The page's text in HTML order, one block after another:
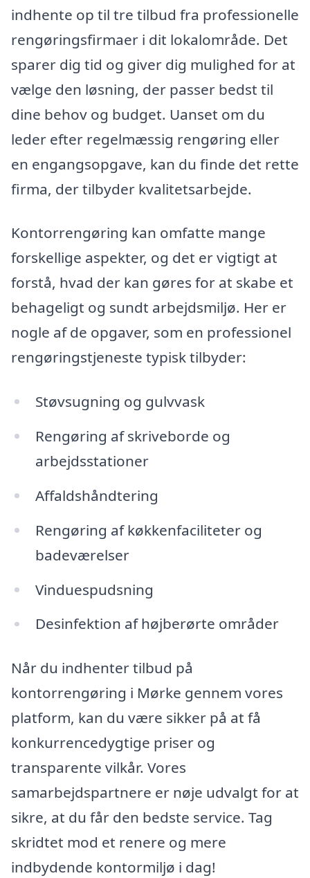
indhente op til tre tilbud fra professionelle
rengøringsfirmaer i dit lokalområde. Det
sparer dig tid og giver dig mulighed for at
vælge den løsning, der passer bedst til
dine behov og budget. Uanset om du
leder efter regelmæssig rengøring eller
en engangsopgave, kan du finde det rette
firma, der tilbyder kvalitetsarbejde.
Kontorrengøring kan omfatte mange
forskellige aspekter, og det er vigtigt at
forstå, hvad der kan gøres for at skabe et
behageligt og sundt arbejdsmiljø. Her er
nogle af de opgaver, som en professionel
rengøringstjeneste typisk tilbyder:
Støvsugning og gulvvask
Rengøring af skriveborde og
arbejdsstationer
Affaldshåndtering
Rengøring af køkkenfaciliteter og
badeværelser
Vinduespudsning
Desinfektion af højberørte områder
Når du indhenter tilbud på
kontorrengøring i Mørke gennem vores
platform, kan du være sikker på at få
konkurrencedygtige priser og
transparente vilkår. Vores
samarbejdspartnere er nøje udvalgt for at
sikre, at du får den bedste service. Tag
skridtet mod et renere og mere
indbydende kontormiljø i dag!